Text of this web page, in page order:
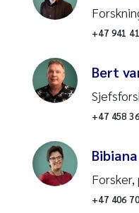
Miljødata
Modellering
Nitrogen
Nitrogenrensing
Næringssalter
+47 941
Bert
+47 458
Forsker,
+47 406